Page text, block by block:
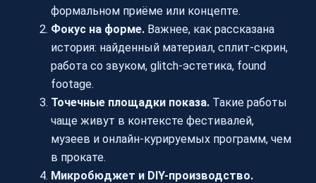
формальном приёме или концепте.
Фокус на форме. Важнее, как рассказана
история: найденный материал, сплит-скрин,
работа со звуком, glitch-эстетика, found
footage.
Точечные площадки показа. Такие работы
чаще живут в контексте фестивалей,
музеев и онлайн-курируемых программ, чем
в прокате.
Микробюджет и DIY-производство.